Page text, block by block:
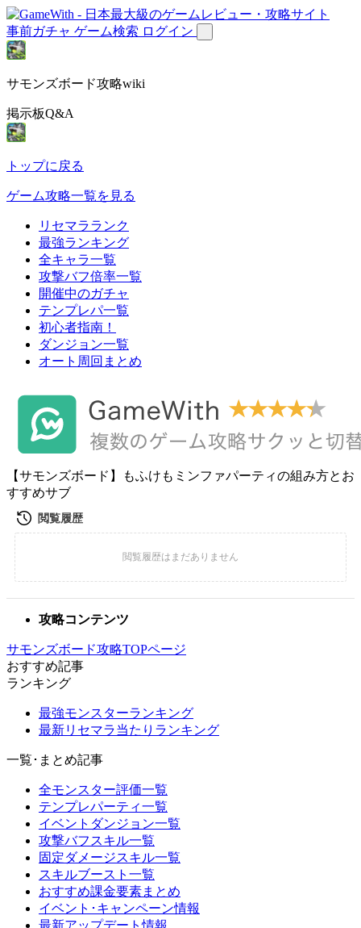
事前ガチャ ゲーム検索 ログイン
サモンズボード攻略wiki
掲示板Q&A
トップに戻る
ゲーム攻略一覧を見る
リセマラランク
最強ランキング
全キャラ一覧
攻撃バフ倍率一覧
開催中のガチャ
テンプレパ一覧
初心者指南！
ダンジョン一覧
オート周回まとめ
【サモンズボード】もふけもミンファパーティの組み方とお
すすめサブ
攻略コンテンツ
サモンズボード攻略TOPページ
おすすめ記事
ランキング
最強モンスターランキング
最新リセマラ当たりランキング
一覧･まとめ記事
全モンスター評価一覧
テンプレパーティ一覧
イベントダンジョン一覧
攻撃バフスキル一覧
固定ダメージスキル一覧
スキルブースト一覧
おすすめ課金要素まとめ
イベント･キャンペーン情報
最新アップデート情報